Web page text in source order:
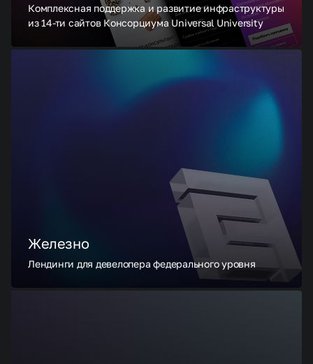
Комплексная поддержка и развитие инфраструктуры
из 14-ти сайтов Консорциума Universal University
Железно
Лендинги для девелопера федерального уровня